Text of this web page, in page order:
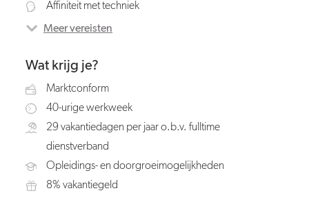
Affiniteit met techniek
Meer vereisten
Wat krijg je?
Marktconform
40-urige werkweek
29 vakantiedagen per jaar o.b.v. fulltime
dienstverband
Opleidings- en doorgroeimogelijkheden
8% vakantiegeld